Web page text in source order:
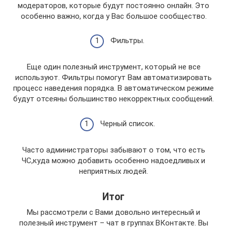
модераторов, которые будут постоянно онлайн. Это
особенно важно, когда у Вас большое сообщество.
Фильтры.
Еще один полезный инструмент, который не все
используют. Фильтры помогут Вам автоматизировать
процесс наведения порядка. В автоматическом режиме
будут отсеяны большинство некорректных сообщений.
Черный список.
Часто администраторы забывают о том, что есть
ЧС,куда можно добавить особенно надоедливых и
неприятных людей.
Итог
Мы рассмотрели с Вами довольно интересный и
полезный инструмент – чат в группах ВКонтакте. Вы